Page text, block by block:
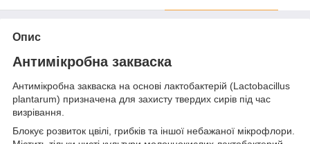
Опис
Антимікробна закваска
Антимікробна закваска на основі лактобактерій (Lactobacillus
plantarum) призначена для захисту твердих сирів під час
визрівання.
Блокує розвиток цвілі, грибків та іншої небажаної мікрофлори.